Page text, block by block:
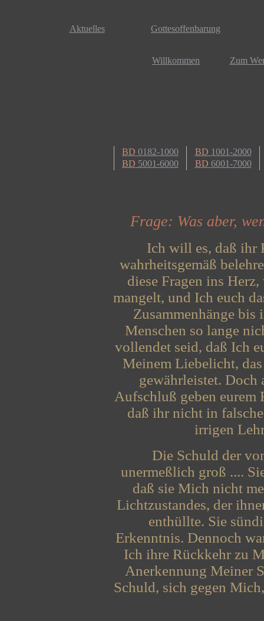
Aktuelles Gottesoffenbarung
Willkommen Zum
BD 0182-1000 BD 1001-2000
BD 5001-6000 BD 6001-7000
Frage: Was aber,
Ich will es, daß ihr
wahrheitsgemäß
diese Fragen ins
mangelt, und Ich euch
Zusammenhänge bis
Menschen so lange
vollendet seid, daß Ich
Meinem Liebelicht,
gewährleistet. Doch
Aufschluß geben eurem
daß ihr nicht in
irrigen
Die Schuld der
unermeßlich groß ....
daß sie Mich nicht
Lichtzustandes, der
enthüllte. Sie
Erkenntnis. Dennoch
Ich ihre Rückkehr zu
Anerkennung Meiner
Schuld, sich gegen